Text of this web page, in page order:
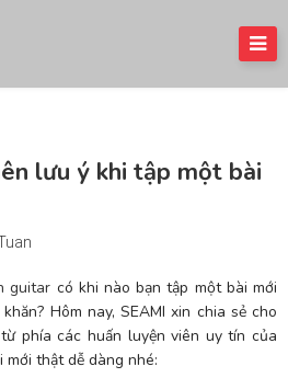
lưu ý khi tập một bài
guitar có khi nào bạn tập một bài mới
Hôm nay, SEAMI xin chia sẻ cho
phía các huấn luyện viên uy tín của
thật dễ dàng nhé: